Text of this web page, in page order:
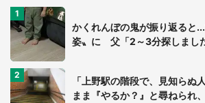
かくれんぼの鬼が振り返ると
姿〟に 父「2～3分探しまし
「上野駅の階段で、見知らぬ
まま『やるか？』と尋ねられ